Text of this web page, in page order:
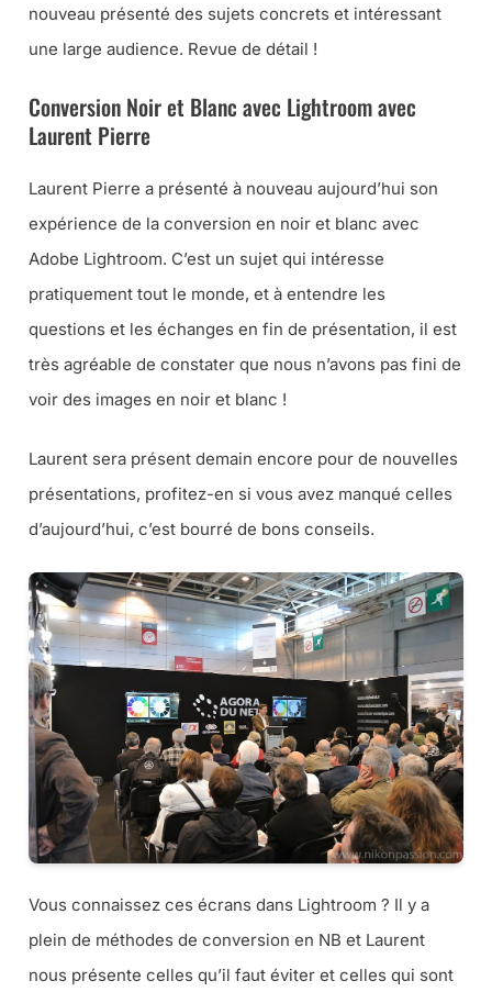
nouveau présenté des sujets concrets et intéressant
une large audience. Revue de détail !
Conversion Noir et Blanc avec Lightroom avec
Laurent Pierre
Laurent Pierre a présenté à nouveau aujourd’hui son
expérience de la conversion en noir et blanc avec
Adobe Lightroom. C’est un sujet qui intéresse
pratiquement tout le monde, et à entendre les
questions et les échanges en fin de présentation, il est
très agréable de constater que nous n’avons pas fini de
voir des images en noir et blanc !
Laurent sera présent demain encore pour de nouvelles
présentations, profitez-en si vous avez manqué celles
d’aujourd’hui, c’est bourré de bons conseils.
Vous connaissez ces écrans dans Lightroom ? Il y a
plein de méthodes de conversion en NB et Laurent
nous présente celles qu’il faut éviter et celles qui sont